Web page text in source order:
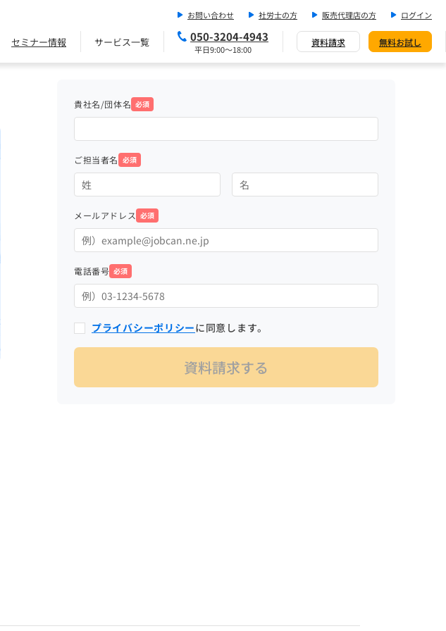
お問い合わせ 社労士の方 販売代理店の方 ログイン
セミナー情報 サービス一覧 050-3204-4943
平日9:00～18:00
資料請求 無料お試し
貴社名/団体名 必須
ご担当者名 必須
メールアドレス 必須
電話番号 必須
プライバシーポリシーに同意します。